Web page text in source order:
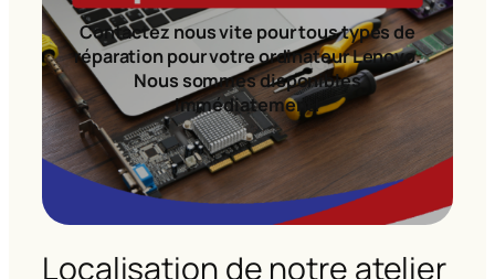
Contactez nous vite pour tous types de
réparation pour votre ordinateur Lenovo.
Nous sommes disponibles
immédiatement!
Localisation de notre atelier